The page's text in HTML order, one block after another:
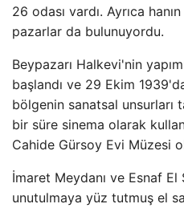
26 odası vardı. Ayrıca
pazarlar da bulunuyordu.
Beypazarı Halkevi'nin
başlandı ve 29 Ekim
bölgenin sanatsal unsurları
bir süre sinema olarak
Cahide Gürsoy Evi Müzesi
İmaret Meydanı ve Esnaf El
unutulmaya yüz tutmuş el